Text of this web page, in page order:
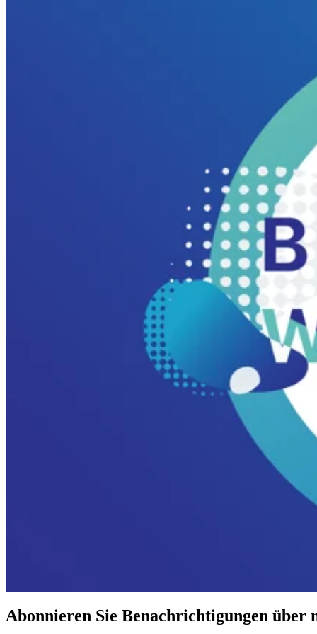
Abonnieren Sie Benachrichtigungen über